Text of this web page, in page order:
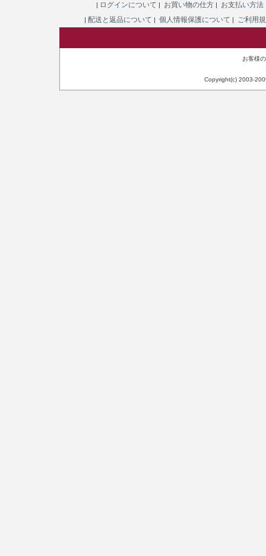
| ログインについて | お買い物の仕方 | お支払い方法
| 配送と返品について | 個人情報保護について | ご利用
お客様
Copyright(c) 2003-